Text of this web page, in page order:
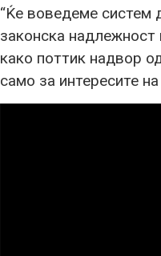
“Ќе воведеме систем
законска надлежност
како поттик надвор
само за интересите